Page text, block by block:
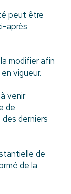
peut être
après
modifier afin
vigueur.
venir
de
derniers
de
de la